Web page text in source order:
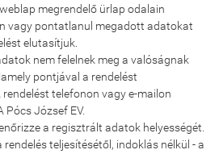
megrendelő ürlap odalain
vagy pontatlanul megadott adatokat
elutasítjuk.
nem felelnek meg a valóságnak
pontjával a rendelést
telefonon vagy e-mailon
Pócs József EV.
a regisztrált adatok helyességét.
teljesítésétől, indoklás nélkül - a